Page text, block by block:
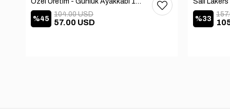
%45 57.00 USD
104.00 USD
%33